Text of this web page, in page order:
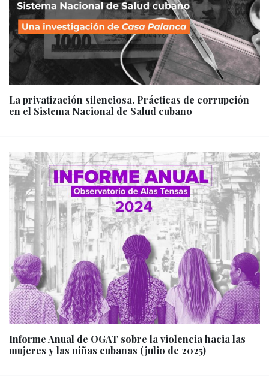
La privatización silenciosa. Prácticas de corrupción
en el Sistema Nacional de Salud cubano
Informe Anual de OGAT sobre la violencia hacia las
mujeres y las niñas cubanas (julio de 2025)